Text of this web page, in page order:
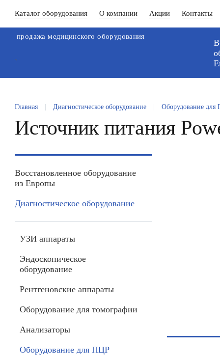
Каталог оборудования О компании Акции Контакты
продажа медицинского оборудования
`
Главная Диагностическое оборудование Оборудование для
Источник питания
Восстановленное оборудование
из Европы
Диагностическое оборудование
УЗИ аппараты
Эндоскопическое
оборудование
Рентгеновские аппараты
Оборудование для томографии
Анализаторы
Оборудование для ПЦР